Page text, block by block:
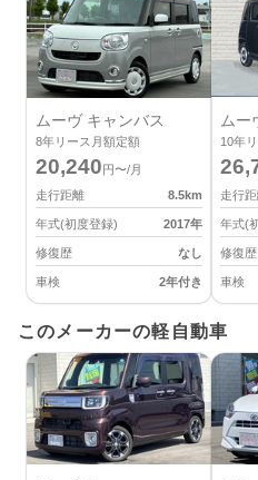
ムーヴ キャンバス
8年リース月額定額
20,240円〜/月
走行距離
8.5km
年式(初度登録) 2017年
修復歴 なし
車検 2年付き
ムー
10年
走行
年式(
修復歴
車検
このメーカーの軽自動車